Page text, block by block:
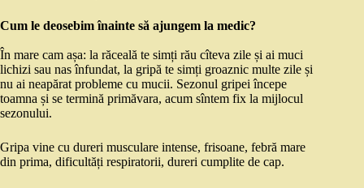
Cum le deosebim înainte să ajungem la medic?
În mare cam așa: la răceală te simți rău cîteva zile și ai muci
lichizi sau nas înfundat, la gripă te simți groaznic multe zile și
nu ai neapărat probleme cu mucii. Sezonul gripei începe
toamna și se termină primăvara, acum sîntem fix la mijlocul
sezonului.
Gripa vine cu dureri musculare intense, frisoane, febră mare
din prima, dificultăți respiratorii, dureri cumplite de cap.